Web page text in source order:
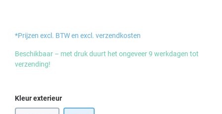
*Prijzen excl. BTW en excl. verzendkosten
Beschikbaar – met druk duurt het ongeveer 9 werkdagen tot
verzending!
Selecteer
Kleur exterieur